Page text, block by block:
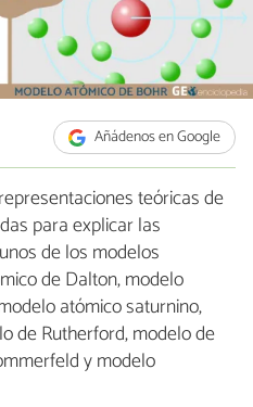
Añádenos en Google
teóricas de
para explicar las
de los modelos
de Dalton, modelo
atómico saturnino,
de Rutherford, modelo de
y modelo